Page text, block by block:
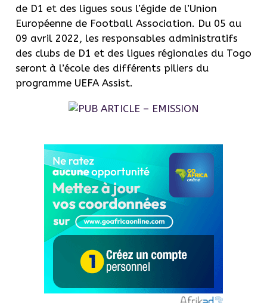
de D1 et des ligues sous l’égide de l’Union
Européenne de Football Association. Du 05 au
09 avril 2022, les responsables administratifs
des clubs de D1 et des ligues régionales du Togo
seront à l’école des différents piliers du
programme UEFA Assist.